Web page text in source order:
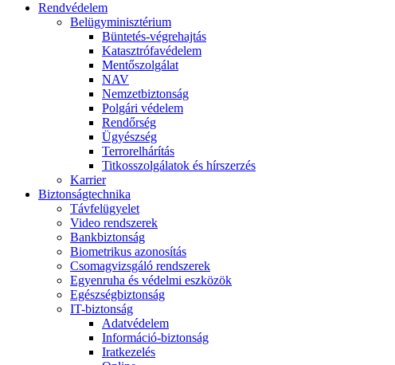
Rendvédelem
Belügyminisztérium
Büntetés-végrehajtás
Katasztrófavédelem
Mentőszolgálat
NAV
Nemzetbiztonság
Polgári védelem
Rendőrség
Ügyészség
Terrorelhárítás
Titkosszolgálatok és hírszerzés
Karrier
Biztonságtechnika
Távfelügyelet
Video rendszerek
Bankbiztonság
Biometrikus azonosítás
Csomagvizsgáló rendszerek
Egyenruha és védelmi eszközök
Egészségbiztonság
IT-biztonság
Adatvédelem
Információ-biztonság
Iratkezelés